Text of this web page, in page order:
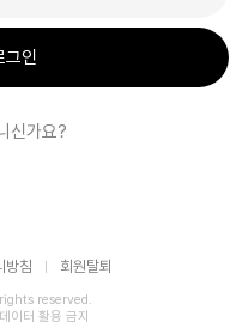
인
신가요?
방침 회원탈퇴
reserved.
이터 활용 금지